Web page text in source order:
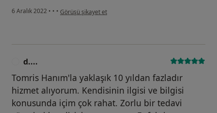
6 Aralık 2022 • • • kullanıcının görüşüne göre d.....
Görüşü şikayet et
d....
Tomris Hanım'la yaklaşık 10 yıldan fazladır
hizmet alıyorum. Kendisinin ilgisi ve bilgisi
konusunda içim çok rahat. Zorlu bir tedavi